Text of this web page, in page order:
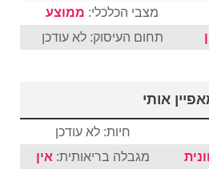
מצבי הכלכלי: ממוצע
תחום העיסוק: לא עודכן
אותי
חיות: לא עודכן
מגבלה בריאותית: אין